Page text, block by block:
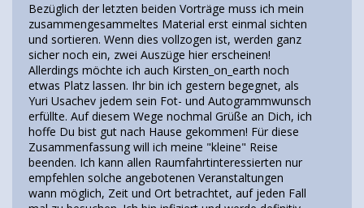
Bezüglich der letzten beiden Vorträge muss ich mein
zusammengesammeltes Material erst einmal sichten
und sortieren. Wenn dies vollzogen ist, werden ganz
sicher noch ein, zwei Auszüge hier erscheinen!
Allerdings möchte ich auch Kirsten_on_earth noch
etwas Platz lassen. Ihr bin ich gestern begegnet, als
Yuri Usachev jedem sein Fot- und Autogrammwunsch
erfüllte. Auf diesem Wege nochmal Grüße an Dich, ich
hoffe Du bist gut nach Hause gekommen! Für diese
Zusammenfassung will ich meine "kleine" Reise
beenden. Ich kann allen Raumfahrtinteressierten nur
empfehlen solche angebotenen Veranstaltungen
wann möglich, Zeit und Ort betrachtet, auf jeden Fall